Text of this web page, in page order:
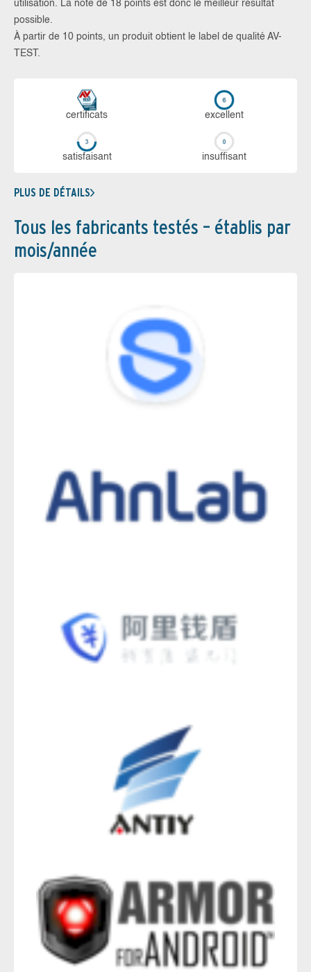
utilisation. La note de 18 points est donc le meilleur résultat
possible.
À partir de 10 points, un produit obtient le label de qualité AV-
TEST.
certi­ficats ex­cellent
sa­tis­fai­sant in­suf­fi­sant
PLUS DE DÉTAILS
Tous les fabricants testés – établis par
mois/année